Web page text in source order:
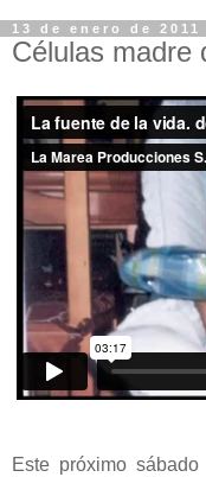
13 de enero de 2011
Células madre
Este próximo